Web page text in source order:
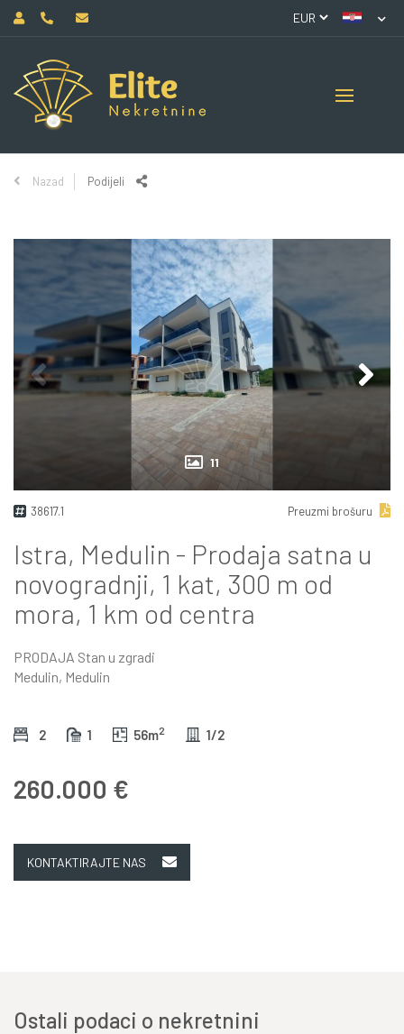
Nazad Podijeli
11
38617.1 Preuzmi brošuru
Istra, Medulin - Prodaja satna u
novogradnji, 1 kat, 300 m od
mora, 1 km od centra
PRODAJA Stan u zgradi
Medulin, Medulin
2 1 56m2 1/2
260.000 €
KONTAKTIRAJTE NAS
Ostali podaci o nekretnini